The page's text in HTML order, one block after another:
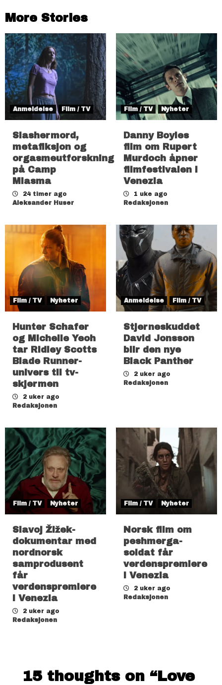
More Stories
Anmeldelse Film / TV
Slashermord,
metafiksjon og
orgasmeutforskning
på Camp
Miasma
24 timer ago
Aleksander Huser
Film / TV Nyheter
Danny Boyles
film om Rupert
Murdoch åpner
filmfestivalen i
Venezia
1 uke ago
Redaksjonen
Film / TV Nyheter
Hunter Schafer
og Michelle Yeoh
tar Ridley Scotts
Blade Runner-
univers til tv-
skjermen
2 uker ago
Redaksjonen
Anmeldelse Film / TV
Stjerneskuddet
David Jonsson
blir den nye
Black Panther
2 uker ago
Redaksjonen
Film / TV Nyheter
Slavoj Žižek-
dokumentar med
nordnorsk
samprodusent
får
verdenspremiere
i Venezia
2 uker ago
Redaksjonen
Film / TV Nyheter
Norsk film om
peshmerga-
soldat får
verdenspremiere
i Venezia
2 uker ago
Redaksjonen
15 thoughts on “Love